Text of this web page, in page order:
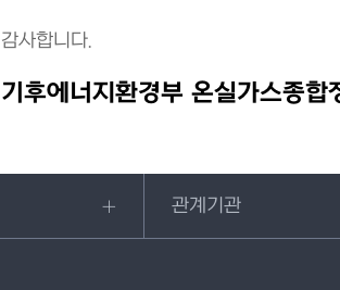
감사합니다.
기후에너지환경부 온실가스종합
관계기관